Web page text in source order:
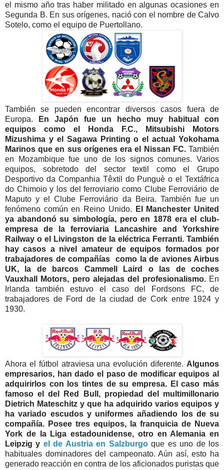
el mismo año tras haber militado en algunas ocasiones en
Segunda B. En sus orígenes, nació con el nombre de Calvo
Sotelo, como el equipo de Puertollano.
También se pueden encontrar diversos casos fuera de
Europa.
En Japón fue un hecho muy habitual con
equipos como el Honda F.C., Mitsubishi Motors
Mizushima y el Sagawa Printing o el actual Yokohama
Marinos que en sus orígenes era el Nissan FC.También
en Mozambique fue uno de los signos comunes. Varios
equipos, sobretodo del sector textil como el Grupo
Desportivo da Companhia Têxtil do Punguè o el Textáfrica
do Chimoio y los del ferroviario como Clube Ferroviário de
Maputo y el Clube Ferroviário da Beira. También fue un
fenómeno común en Reino Unido.
El Manchester United
ya abandonó su simbología, pero en 1878 era el club-
empresa de la ferroviaria Lancashire and Yorkshire
Railway o el Livingston de la eléctrica Ferranti. También
hay casos a nivel amateur de equipos formados por
trabajadores de compañías como la de aviones Airbus
UK, la de barcos Cammell Laird o las de coches
Vauxhall Motors, pero alejadas del profesionalismo.En
Irlanda también estuvo el caso del Fordsons FC, de
trabajadores de Ford de la ciudad de Cork entre 1924 y
1930.
Ahora el fútbol atraviesa una evolución diferente. Algunos
empresarios, han dado el paso de modificar equipos al
adquirirlos con los tintes de su empresa. El caso más
famoso el del Red Bull, propiedad del multimillonario
Dietrich Mateschitz y que ha adquirido varios equipos y
ha variado escudos y uniformes añadiendo los de su
compañía. Posee tres equipos, la franquicia de Nueva
York de la Liga estadounidense, otro en Alemania en
Leipzig y el de Austria en Salzburgoque es uno de los
habituales dominadores del campeonato. Aún así, esto ha
generado reacción en contra de los aficionados puristas que